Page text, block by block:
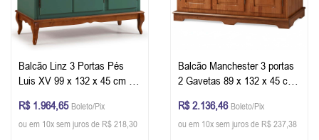
Balcão Linz 3 Portas Pés
Luis XV 99 x 132 x 45 cm (A
Imbuia Glazer
R$ 1.964,65 Boleto/Pix
ou em 10x sem juros de R$ 218,30
Balcão Manchester 3 portas
2 Gavetas 89 x 132 x 45 cm
Glazer
R$ 2.136,46 Boleto/Pix
ou em 10x sem juros de R$ 237,38